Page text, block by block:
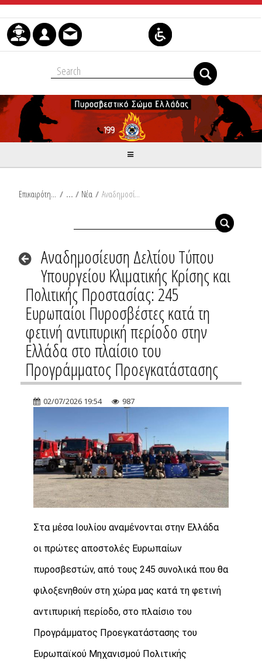
Μετάβαση στο περιεχόμενο
Επικαιρότητα / Νέα / Αναδημοσίευση Δελτίου Τύπου Υπουργείου Κλιματικής Κρίσης και Πολιτικής Προστασίας: 245 Ευρωπαίοι Πυροσβέστες κατά τη φετινή αντιπυρική περίοδο στην Ελλάδα στο πλαίσιο του Προγράμματος Προεγκατάστασης
Αναδημοσίευση Δελτίου Τύπου
Υπουργείου Κλιματικής Κρίσης και
Πολιτικής Προστασίας: 245
Ευρωπαίοι Πυροσβέστες κατά τη
φετινή αντιπυρική περίοδο στην
Ελλάδα στο πλαίσιο του
Προγράμματος Προεγκατάστασης
02/07/2026 19:54 987
Στα μέσα Ιουλίου αναμένονται στην Ελλάδα
οι πρώτες αποστολές Ευρωπαίων
πυροσβεστών, από τους 245 συνολικά που θα
φιλοξενηθούν στη χώρα μας κατά τη φετινή
αντιπυρική περίοδο, στο πλαίσιο του
Προγράμματος Προεγκατάστασης του
Ευρωπαϊκού Μηχανισμού Πολιτικής